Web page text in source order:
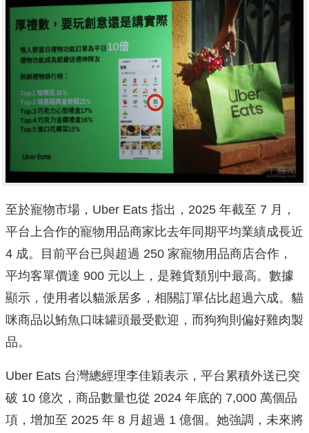
至於寵物市場，Uber Eats 指出，2025 年截至 7 月，
平台上合作的寵物用品商家比去年同期平均業績成長近
4 成。目前平台已與超過 250 家寵物用品商店合作，
平均客單價達 900 元以上，是雜貨類別中最高。數據
顯示，使用者以貓派居多，相關訂單佔比超過六成。貓
咪商品以鮪魚口味罐頭最受歡迎，而狗狗則偏好雞肉製
品。
Uber Eats 台灣總經理李佳穎表示，平台累積外送已突
破 10 億次，商品數量也從 2024 年底的 7,000 萬個品
項，增加至 2025 年 8 月超過 1 億個。她強調，未來將